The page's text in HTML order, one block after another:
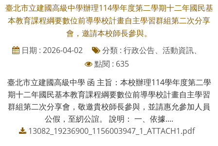
臺北市立建國高級中學辦理114學年度第二學期十二年國民基
本教育課程綱要數位前導學校計畫自主學習群組第二次分享
會，邀請本校師長參與。
日期 : 2026-04-02
分類 : 行政公告、活動資訊、
點閱 : 635
臺北市立建國高級中學 函 主旨：本校辦理114學年度第二學
期十二年國民基本教育課程綱要數位前導學校計畫自主學習
群組第二次分享會，敬邀貴校師長參與，並請惠允參加人員
公假，至紉公誼。 說明： 一、依據....
13082_19236900_1156003947_1_ATTACH1.pdf